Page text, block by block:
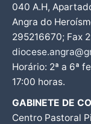
040 A.H,
Angra do
295216670; Fax
Horário: 2ª a 6ª
17:00 horas.
GABINETE DE
Centro Pastoral